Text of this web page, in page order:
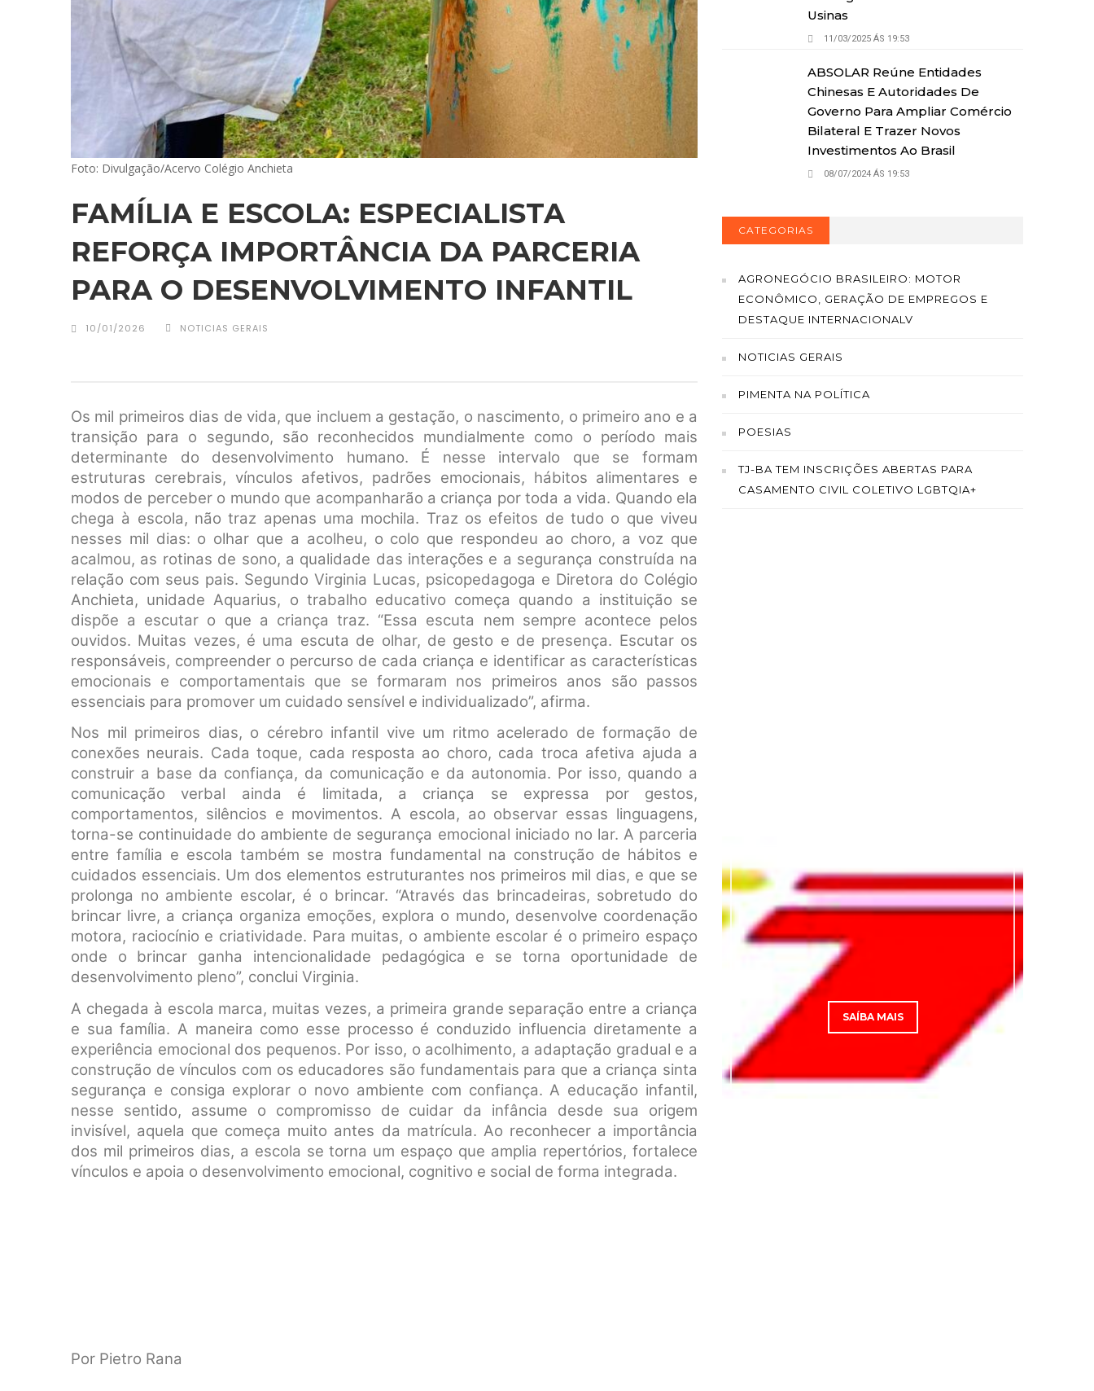
Foto: Divulgação/Acervo Colégio Anchieta
FAMÍLIA E ESCOLA: ESPECIALISTA
REFORÇA IMPORTÂNCIA DA PARCERIA
PARA O DESENVOLVIMENTO INFANTIL
10/01/2026 NOTICIAS GERAIS
Os mil primeiros dias de vida, que incluem a gestação, o nascimento, o primeiro ano e a
transição para o segundo, são reconhecidos mundialmente como o período mais
determinante do desenvolvimento humano. É nesse intervalo que se formam
estruturas cerebrais, vínculos afetivos, padrões emocionais, hábitos alimentares e
modos de perceber o mundo que acompanharão a criança por toda a vida. Quando ela
chega à escola, não traz apenas uma mochila. Traz os efeitos de tudo o que viveu
nesses mil dias: o olhar que a acolheu, o colo que respondeu ao choro, a voz que
acalmou, as rotinas de sono, a qualidade das interações e a segurança construída na
relação com seus pais. Segundo Virginia Lucas, psicopedagoga e Diretora do Colégio
Anchieta, unidade Aquarius, o trabalho educativo começa quando a instituição se
dispõe a escutar o que a criança traz. “Essa escuta nem sempre acontece pelos
ouvidos. Muitas vezes, é uma escuta de olhar, de gesto e de presença. Escutar os
responsáveis, compreender o percurso de cada criança e identificar as características
emocionais e comportamentais que se formaram nos primeiros anos são passos
essenciais para promover um cuidado sensível e individualizado”, afirma.
Nos mil primeiros dias, o cérebro infantil vive um ritmo acelerado de formação de
conexões neurais. Cada toque, cada resposta ao choro, cada troca afetiva ajuda a
construir a base da confiança, da comunicação e da autonomia. Por isso, quando a
comunicação verbal ainda é limitada, a criança se expressa por gestos,
comportamentos, silêncios e movimentos. A escola, ao observar essas linguagens,
torna-se continuidade do ambiente de segurança emocional iniciado no lar. A parceria
entre família e escola também se mostra fundamental na construção de hábitos e
cuidados essenciais. Um dos elementos estruturantes nos primeiros mil dias, e que se
prolonga no ambiente escolar, é o brincar. “Através das brincadeiras, sobretudo do
brincar livre, a criança organiza emoções, explora o mundo, desenvolve coordenação
motora, raciocínio e criatividade. Para muitas, o ambiente escolar é o primeiro espaço
onde o brincar ganha intencionalidade pedagógica e se torna oportunidade de
desenvolvimento pleno”, conclui Virginia.
A chegada à escola marca, muitas vezes, a primeira grande separação entre a criança
e sua família. A maneira como esse processo é conduzido influencia diretamente a
experiência emocional dos pequenos. Por isso, o acolhimento, a adaptação gradual e a
construção de vínculos com os educadores são fundamentais para que a criança sinta
segurança e consiga explorar o novo ambiente com confiança. A educação infantil,
nesse sentido, assume o compromisso de cuidar da infância desde sua origem
invisível, aquela que começa muito antes da matrícula. Ao reconhecer a importância
dos mil primeiros dias, a escola se torna um espaço que amplia repertórios, fortalece
vínculos e apoia o desenvolvimento emocional, cognitivo e social de forma integrada.
Por Pietro Rana
Usinas
11/03/2025 ÁS 19:53
ABSOLAR Reúne Entidades
Chinesas E Autoridades De
Governo Para Ampliar Comércio
Bilateral E Trazer Novos
Investimentos Ao Brasil
08/07/2024 ÁS 19:53
CATEGORIAS
AGRONEGÓCIO BRASILEIRO: MOTOR
ECONÔMICO, GERAÇÃO DE EMPREGOS E
DESTAQUE INTERNACIONALV
NOTICIAS GERAIS
PIMENTA NA POLÍTICA
POESIAS
TJ-BA TEM INSCRIÇÕES ABERTAS PARA
CASAMENTO CIVIL COLETIVO LGBTQIA+
SAÍBA MAIS